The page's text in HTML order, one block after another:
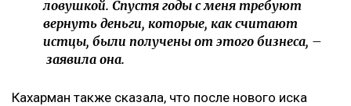
ловушкой. Спустя годы с меня требуют
вернуть деньги, которые, как считают
истцы, были получены от этого бизнеса, –
заявила она.
Кахарман также сказала, что после нового иска